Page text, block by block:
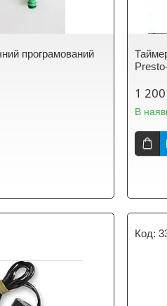
програмований
1
В